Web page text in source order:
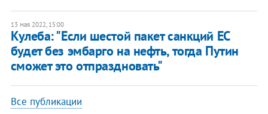
13 мая 2022, 15:00
Кулеба: "Если шестой пакет санкций ЕС
будет без эмбарго на нефть, тогда Путин
сможет это отпраздновать"
Все публикации